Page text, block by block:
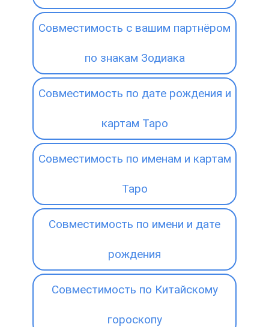
Совместимость с вашим партнёром
по знакам Зодиака
Совместимость по дате рождения и
картам Таро
Совместимость по именам и картам
Таро
Совместимость по имени и дате
рождения
Совместимость по Китайскому
гороскопу